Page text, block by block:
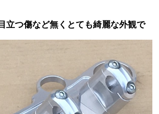
立つ傷など無くとても綺麗な外観で